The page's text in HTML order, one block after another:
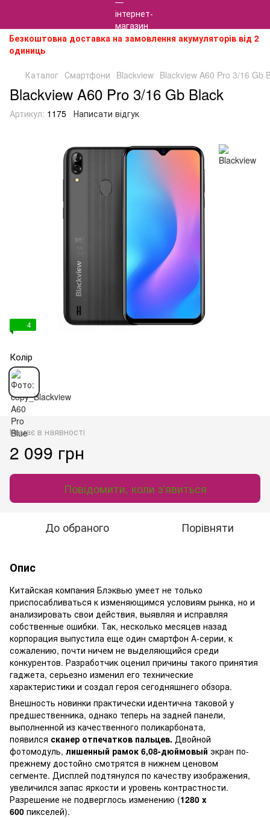
Безкоштовна доставка на замовлення акумуляторів від 2
одиниць
Каталог Смартфони Blackview Blackview A60 Pro 3/16 Gb
Blackview A60 Pro 3/16 Gb Black
Артикул: 1175 Написати відгук
4
Колір
Немає в наявності
2 099 грн
Повідомити, коли з'явиться
До обраного Порівняти
Опис
Китайская компания Блэквью умеет не только
приспосабливаться к изменяющимся условиям рынка, но и
анализировать свои действия, выявляя и исправляя
собственные ошибки. Так, несколько месяцев назад
корпорация выпустила еще один смартфон А-серии, к
сожалению, почти ничем не выделяющийся среди
конкурентов. Разработчик оценил причины такого принятия
гаджета, серьезно изменил его технические
характеристики и создал героя сегодняшнего обзора.
Внешность новинки практически идентична таковой у
предшественника, однако теперь на задней панели,
выполненной из качественного поликарбоната,
появился сканер отпечатков пальцев. Двойной
фотомодуль, лишенный рамок 6,08-дюймовый экран по-
прежнему достойно смотрятся в нижнем ценовом
сегменте. Дисплей подтянулся по качеству изображения,
увеличился запас яркости и уровень контрастности.
Разрешение не подверглось изменению (1280 x
600 пикселей).